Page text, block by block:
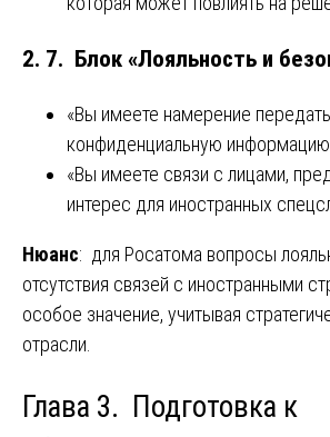
2. 7. Блок «Лояльность и
«Вы имеете намерение передать
конфиденциальную
«Вы имеете связи с лицами,
интерес для иностранных
Нюанс: для Росатома вопросы
отсутствия связей с иностранными
особое значение, учитывая
отрасли.
Глава 3. Подготовка к